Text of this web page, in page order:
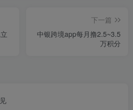
下一篇
中银跨境app每月撸2.5~3.5
万积分